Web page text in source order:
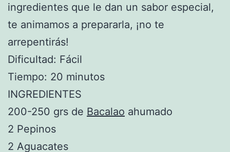
ingredientes que le dan un sabor especial,
te animamos a prepararla, ¡no te
arrepentirás!
Dificultad: Fácil
Tiempo: 20 minutos
INGREDIENTES
200-250 grs de Bacalao ahumado
2 Pepinos
2 Aguacates